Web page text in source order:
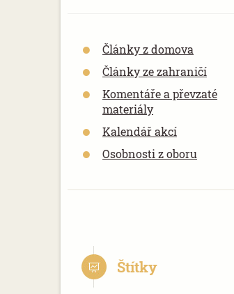
Články z domova
Články ze zahraničí
Komentáře a převzaté
materiály
Kalendář akcí
Osobnosti z oboru
Štítky